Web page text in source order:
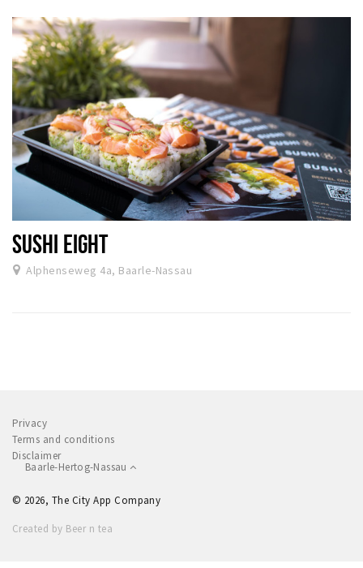
SUSHI EIGHT
Alphenseweg 4a, Baarle-Nassau
Privacy
Terms and conditions
Disclaimer
Baarle-Hertog-Nassau
© 2026, The City App Company
Created by Beer n tea